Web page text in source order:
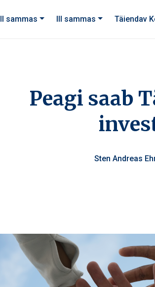
II sammas
III sammas Täiendav
Peagi saab
Sten Andreas